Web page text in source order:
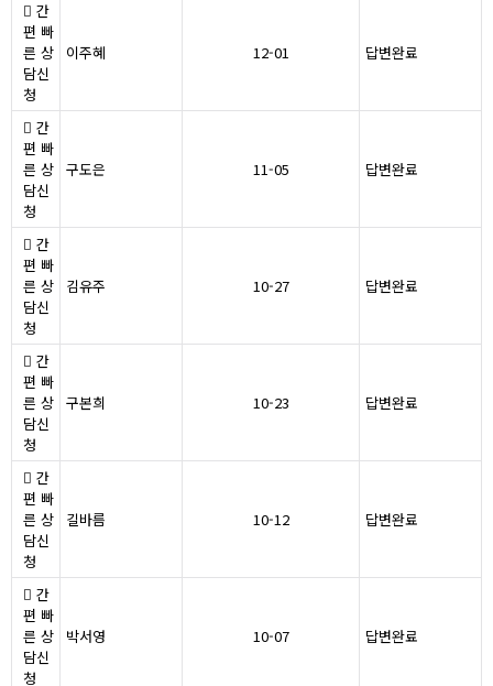
간
편 빠
른 상
담신
청
이주혜 12-01 답변완료
간
편 빠
른 상
담신
청
구도은 11-05 답변완료
간
편 빠
른 상
담신
청
김유주 10-27 답변완료
간
편 빠
른 상
담신
청
구본희 10-23 답변완료
간
편 빠
른 상
담신
청
길바름 10-12 답변완료
간
편 빠
른 상
담신
청
박서영 10-07 답변완료